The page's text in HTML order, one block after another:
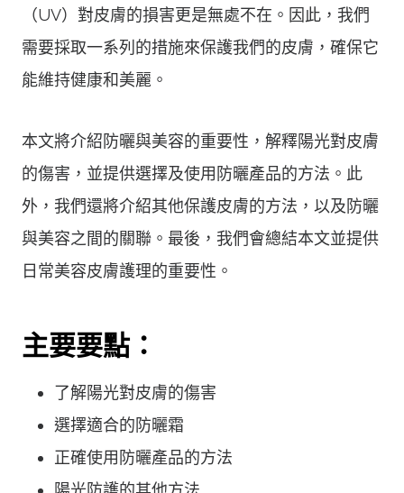
（UV）對皮膚的損害更是無處不在。因此，我們
需要採取一系列的措施來保護我們的皮膚，確保它
能維持健康和美麗。
本文將介紹防曬與美容的重要性，解釋陽光對皮膚
的傷害，並提供選擇及使用防曬產品的方法。此
外，我們還將介紹其他保護皮膚的方法，以及防曬
與美容之間的關聯。最後，我們會總結本文並提供
日常美容皮膚護理的重要性。
主要要點：
了解陽光對皮膚的傷害
選擇適合的防曬霜
正確使用防曬產品的方法